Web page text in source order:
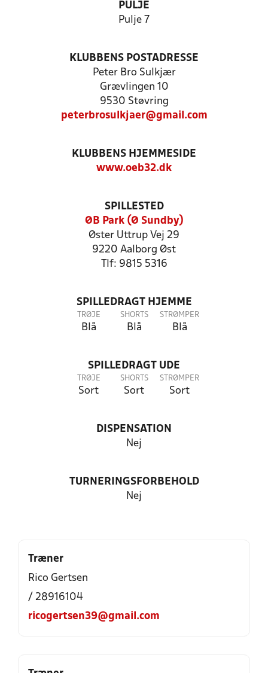
PULJE
Pulje 7
KLUBBENS POSTADRESSE
Peter Bro Sulkjær
Grævlingen 10
9530 Støvring
peterbrosulkjaer@gmail.com
KLUBBENS HJEMMESIDE
www.oeb32.dk
SPILLESTED
ØB Park (Ø Sundby)
Øster Uttrup Vej 29
9220 Aalborg Øst
Tlf: 9815 5316
SPILLEDRAGT HJEMME
TRØJE
Blå
SHORTS
Blå
STRØMPER
Blå
SPILLEDRAGT UDE
TRØJE
Sort
SHORTS
Sort
STRØMPER
Sort
DISPENSATION
Nej
TURNERINGSFORBEHOLD
Nej
Træner
Rico Gertsen
/ 28916104
ricogertsen39@gmail.com